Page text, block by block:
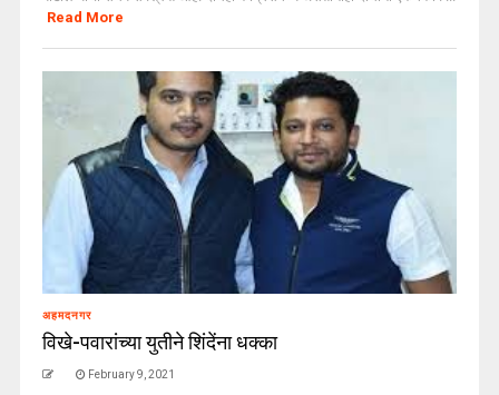
Read More
अहमदनगर
विखे-पवारांच्या युतीने शिंदेंना धक्का
February 9, 2021